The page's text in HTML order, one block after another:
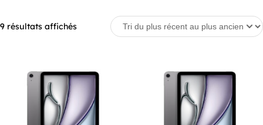
9 résultats affichésTrié
au
ancien